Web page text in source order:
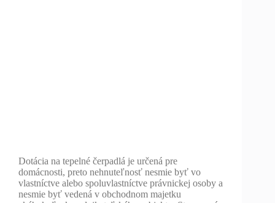
Dotácia na tepelné čerpadlá je určená pre
domácnosti, preto nehnuteľnosť nesmie byť vo
vlastníctve alebo spoluvlastníctve právnickej osoby a
nesmie byť vedená v obchodnom majetku